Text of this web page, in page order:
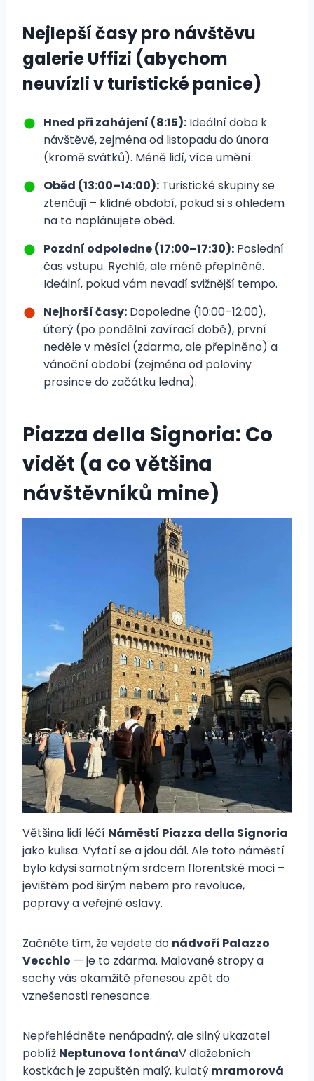
Nejlepší časy pro návštěvu
galerie Uffizi (abychom
neuvízli v turistické panice)
Hned při zahájení (8:15): Ideální doba k
návštěvě, zejména od listopadu do února
(kromě svátků). Méně lidí, více umění.
Oběd (13:00–14:00): Turistické skupiny se
ztenčují – klidné období, pokud si s ohledem
na to naplánujete oběd.
Pozdní odpoledne (17:00–17:30): Poslední
čas vstupu. Rychlé, ale méně přeplněné.
Ideální, pokud vám nevadí svižnější tempo.
Nejhorší časy: Dopoledne (10:00–12:00),
úterý (po pondělní zavírací době), první
neděle v měsíci (zdarma, ale přeplněno) a
vánoční období (zejména od poloviny
prosince do začátku ledna).
Piazza della Signoria: Co
vidět (a co většina
návštěvníků mine)
Většina lidí léčí Náměstí Piazza della Signoria
jako kulisa. Vyfotí se a jdou dál. Ale toto náměstí
bylo kdysi samotným srdcem florentské moci –
jevištěm pod širým nebem pro revoluce,
popravy a veřejné oslavy.
Začněte tím, že vejdete do nádvoří Palazzo
Vecchio — je to zdarma. Malované stropy a
sochy vás okamžitě přenesou zpět do
vznešenosti renesance.
Nepřehlédněte nenápadný, ale silný ukazatel
poblíž Neptunova fontánaV dlažebních
kostkách je zapuštěn malý, kulatý mramorová